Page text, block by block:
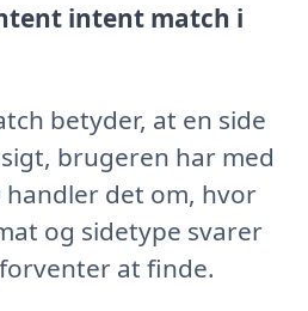
intent match i
betyder, at en side
brugeren har med
handler det om, hvor
og sidetype svarer
at finde.